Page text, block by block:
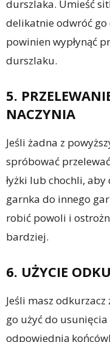
durszlaka. Umieść
delikatnie odwróć
powinien wypłynąć
durszlaku.
5.
NACZYNIA
Jeśli żadna z
spróbować
łyżki lub chochli,
garnka do innego
robić powoli i
bardziej.
6. UŻYCIE
Jeśli masz odkurzacz
go użyć do usunięcia
odpowiednią